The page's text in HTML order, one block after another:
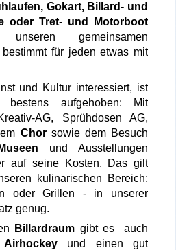
Gokart, Billard- und
oder Tret- und Motorboot
gemeinsamen
für jeden etwas mit
und Kultur interessiert, ist
aufgehoben: Mit
AG, Sprühdosen AG,
Chorsowie dem Besuch
und Ausstellungen
auf seine Kosten. Das gilt
kulinarischen Bereich:
oder Grillen - in unserer
genug.
Billardraum gibt es auch
Airhockeyund einen gut